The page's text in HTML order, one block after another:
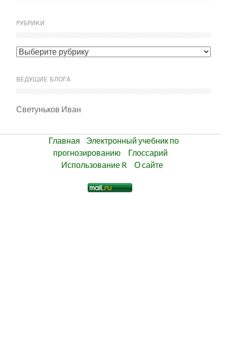
РУБРИКИ
Рубрики
ВЕДУЩИЕ БЛОГА
Светуньков Иван
Главная
Электронный учебник по
прогнозированию
Глоссарий
Использование R
О сайте